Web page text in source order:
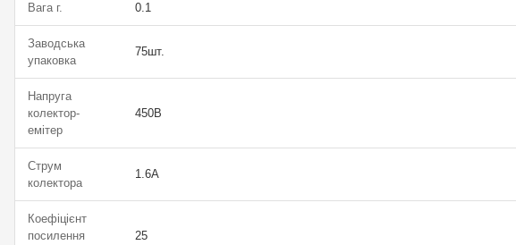
Вага г. 0.1
Заводська
упаковка
75шт.
Напруга
колектор-
емітер
450В
Струм
колектора
1.6А
Коефіцієнт
посилення
25